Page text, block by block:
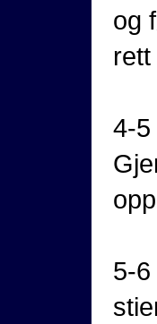
og
4-5
5-